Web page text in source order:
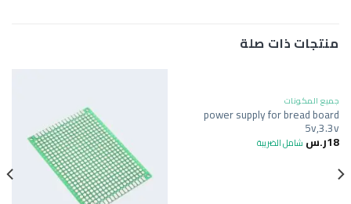
منتجات ذات صلة
جميع المكونات
power supply for bread board
5v,3.3v
18ر.س شامل الضريبة